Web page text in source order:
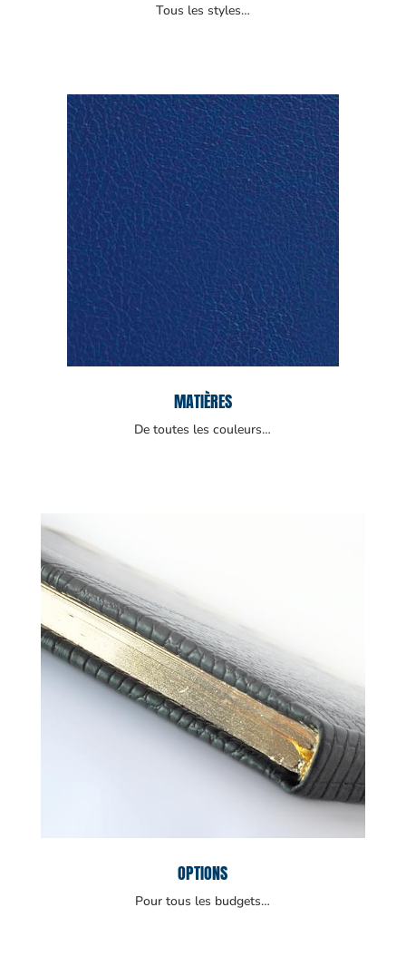
Tous les styles…
MATIÈRES
De toutes les couleurs…
OPTIONS
Pour tous les budgets…